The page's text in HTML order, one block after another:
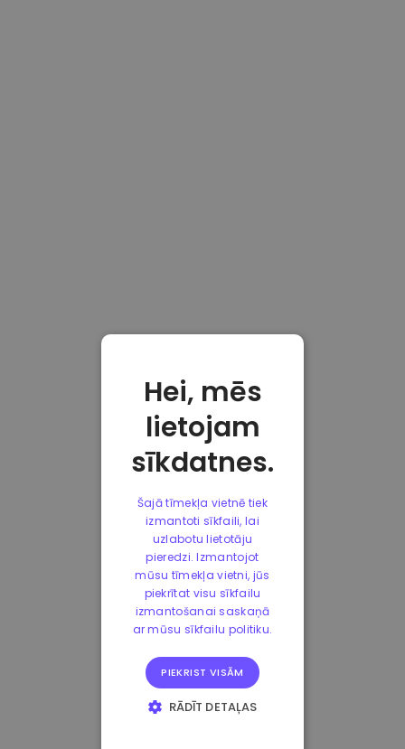
Hei, mēs
lietojam
sīkdatnes.
Šajā tīmekļa vietnē tiek
izmantoti sīkfaili, lai
uzlabotu lietotāju
pieredzi. Izmantojot
mūsu tīmekļa vietni, jūs
piekrītat visu sīkfailu
izmantošanai saskaņā
ar mūsu sīkfailu politiku.
PIEKRIST VISĀM
RĀDĪT DETAĻAS